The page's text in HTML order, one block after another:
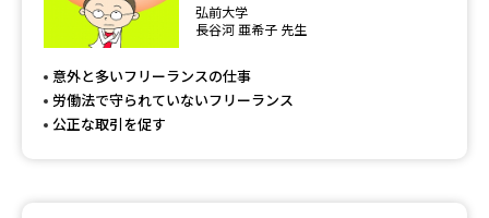
受験準備
志望校・出願校を調べる
弘前大学
長谷河 亜希子 先生
意外と多いフリーランスの仕事
労働法で守られていないフリーランス
公正な取引を促す